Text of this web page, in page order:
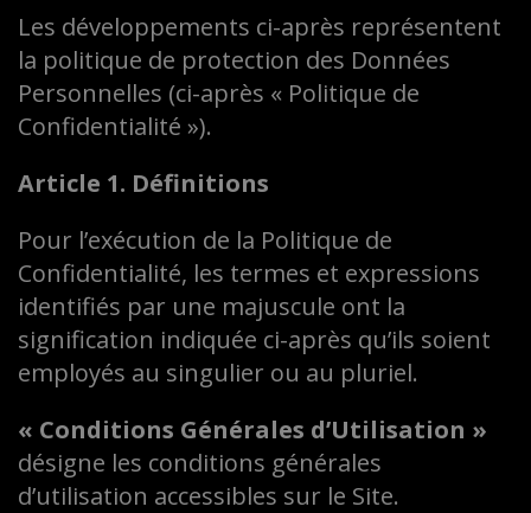
Les développements ci-après représentent
la politique de protection des Données
Personnelles (ci-après « Politique de
Confidentialité »).
Article 1. Définitions
Pour l’exécution de la Politique de
Confidentialité, les termes et expressions
identifiés par une majuscule ont la
signification indiquée ci-après qu’ils soient
employés au singulier ou au pluriel.
« Conditions Générales d’Utilisation »
désigne les conditions générales
d’utilisation accessibles sur le Site.